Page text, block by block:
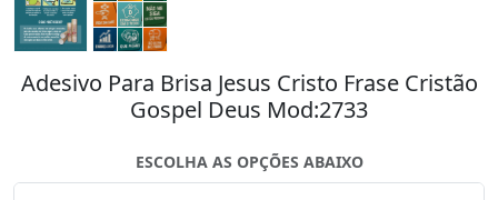
Adesivo Para Brisa Jesus Cristo Frase Cristão
Gospel Deus Mod:2733
ESCOLHA AS OPÇÕES ABAIXO